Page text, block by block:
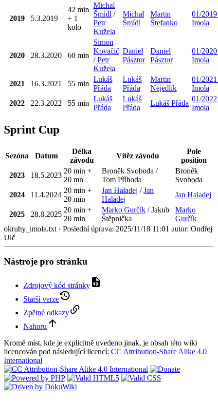
2019 5.3.2019
42 min
+ 1
kolo
Michal
Šmídl /
Petr
Kužela
Michal
Šmídl
Martin
Štefanko
01/
Imola
2020 28.3.2020 60 min
Simon
Kovačič
/Petr
Kužela
Daniel
Pásztor
Daniel
Pásztor
01/
Imola
2021 16.3.2021 55 min
Lukáš
Přáda
Lukáš
Přáda
Martin
Nejedlík
01/
Imola
2022
22.3.2022 55 min
Lukáš
Přáda
Lukáš
Přáda
Lukáš Přáda
01/
Imola
Sprint Cup
Sezóna Datum
Délka
závodu
Vítěz závodu
Pole
position
2023
18.5.2023
20 min +
20 mn
Broněk Svoboda /
Tom Příhoda
Broněk
Svoboda
2024
11.4.2024
20 min +
20 min
Jan Haladej /Jan
Haladej
Jan Haladej
2025 28.8.2025
20 min +
20 min
Marko Gurčík / Jakub
Štěpnička
Marko
Gurčík
okruhy_imola.txt· Poslední úprava: 2025/11/18 11:01 autor: Ondřej
Ulč
Nástroje pro stránku
Zdrojový kód stránky
Starší verze
Zpětné odkazy
Nahoru
Kromě míst, kde je explicitně uvedeno jinak, je obsah této wiki
licencován pod následující licencí: CC Attribution-Share Alike 4.0
International